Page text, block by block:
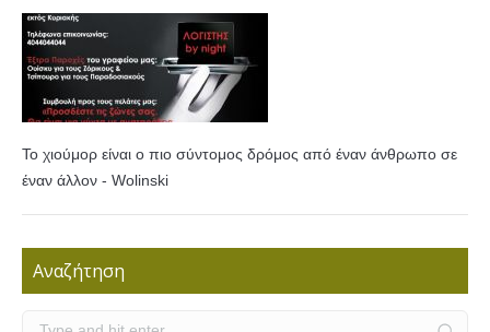
Το χιούμορ είναι ο πιο σύντομος δρόμος από έναν άνθρωπο σε
έναν άλλον - Wolinski
Αναζήτηση